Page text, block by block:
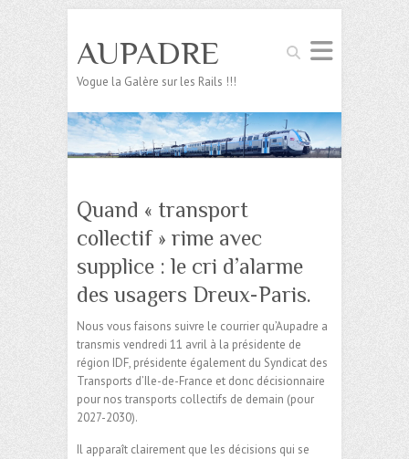
Search
AUPADRE
Vogue la Galère sur les Rails !!!
Quand « transport
collectif » rime avec
supplice : le cri d’alarme
des usagers Dreux-Paris.
Nous vous faisons suivre le courrier qu’Aupadre a
transmis vendredi 11 avril à la présidente de
région IDF, présidente également du Syndicat des
Transports d’Ile-de-France et donc décisionnaire
pour nos transports collectifs de demain (pour
2027-2030).
Il apparaît clairement que les décisions qui se